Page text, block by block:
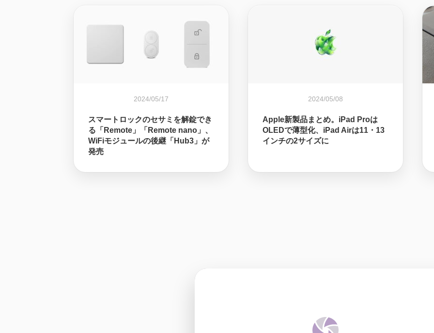
2024/05/17
スマートロックのセサミを解錠でき
る「Remote」「Remote nano」、
WiFiモジュールの後継「Hub3」が
発売
2024/05/08
Apple新製品まとめ。iPad Proは
OLEDで薄型化、iPad Airは11・13
インチの2サイズに